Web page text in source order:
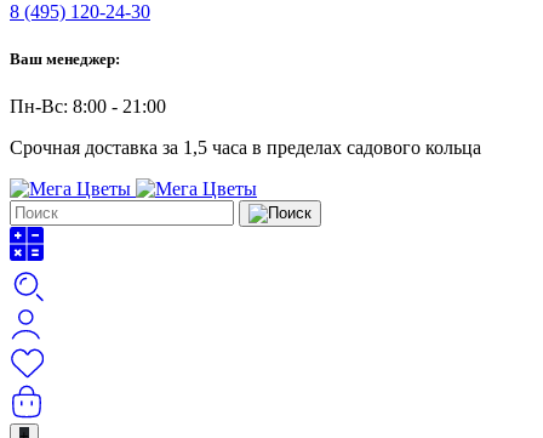
8 (495) 120-24-30
Ваш менеджер:
Пн-Вс: 8:00 - 21:00
Срочная доставка за 1,5 часа в пределах садового кольца